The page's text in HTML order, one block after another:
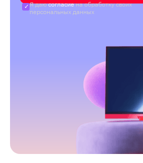
Я даюсогласиена обработку своих
персональных данных